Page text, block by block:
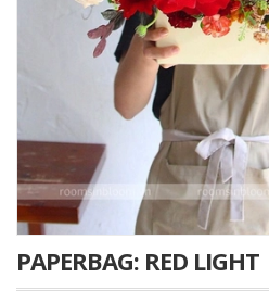
PAPERBAG: RED LIGHT